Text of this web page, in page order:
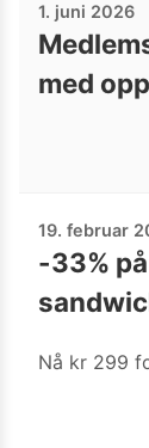
1. juni 2026
med
19. februar
-33%
Nå kr 299